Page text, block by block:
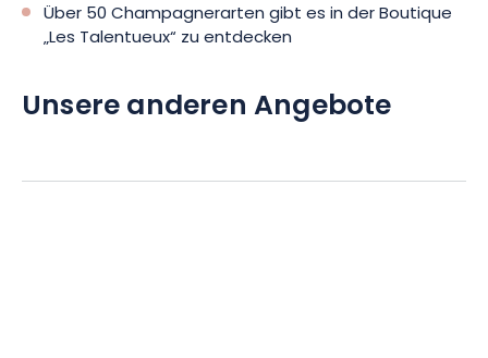
Über 50 Champagnerarten gibt es in der Boutique
„Les Talentueux“ zu entdecken
Unsere anderen Angebote